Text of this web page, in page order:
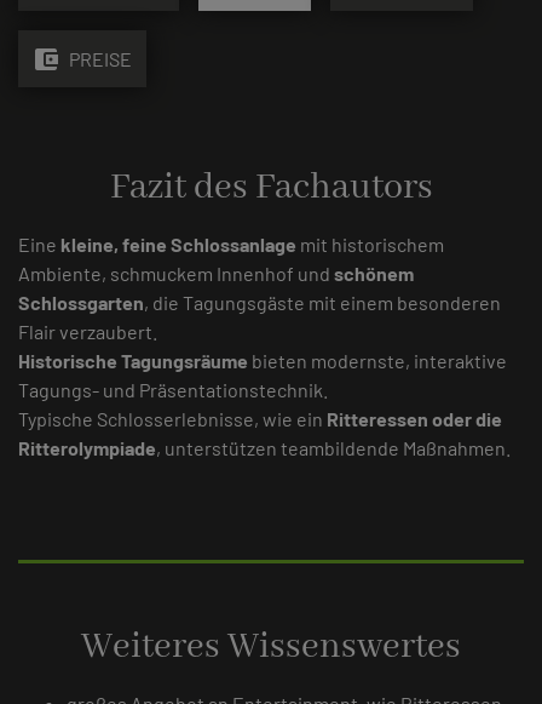
account_balance_wallet PREISE
Fazit des Fachautors
Eine kleine, feine Schlossanlage mit historischem
Ambiente, schmuckem Innenhof und schönem
Schlossgarten, die Tagungsgäste mit einem besonderen
Flair verzaubert.
Historische Tagungsräume bieten modernste, interaktive
Tagungs- und Präsentationstechnik.
Typische Schlosserlebnisse, wie ein Ritteressen oder die
Ritterolympiade, unterstützen teambildende Maßnahmen.
Weiteres Wissenswertes